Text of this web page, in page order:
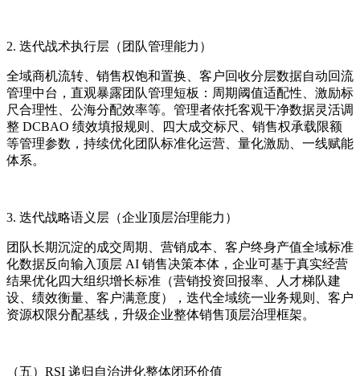
2. 迭代战术执行层（团队管理能力）
全域商机流转、销售权饱和置换、客户回收分层数据自动回流
管理中台，直观暴露团队管理短板：周期阈值适配性、激励标
尺合理性、公海分配效率等。管理者依托客观干净数据灵活调
整 DCBAO 绩效填报规则、四大成交标尺、销售权承载限额
等管理参数，持续优化团队标准化运营、量化激励、一线赋能
体系。
3. 迭代战略语义层（企业顶层治理能力）
团队长期沉淀的成交周期、营销成本、客户终身产值全域标准
化数据反向输入顶层 AI 销售决策本体，企业可基于真实经营
结果优化四大组织增长标准（营销投资回报率、人才梯队建
设、绩效衡量、客户满意度），迭代全域统一业务规则、客户
资源权限分配基线，升级企业整体销售顶层治理框架。
（五）RSI 递归自治进化整体闭环价值